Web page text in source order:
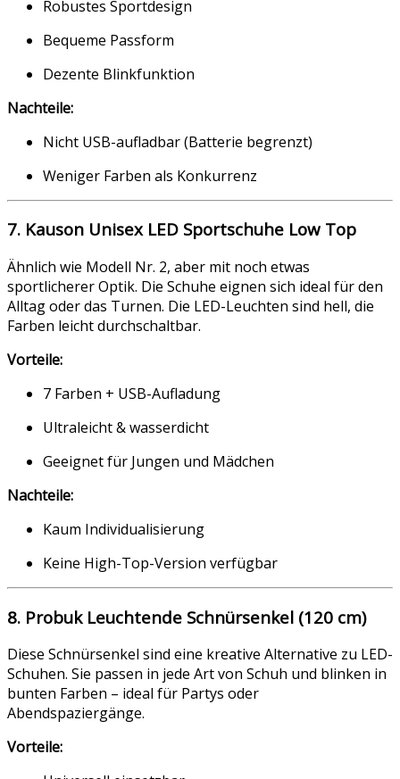
Robustes Sportdesign
Bequeme Passform
Dezente Blinkfunktion
Nachteile:
Nicht USB-aufladbar (Batterie begrenzt)
Weniger Farben als Konkurrenz
7. Kauson Unisex LED Sportschuhe Low Top
Ähnlich wie Modell Nr. 2, aber mit noch etwas
sportlicherer Optik. Die Schuhe eignen sich ideal für den
Alltag oder das Turnen. Die LED-Leuchten sind hell, die
Farben leicht durchschaltbar.
Vorteile:
7 Farben + USB-Aufladung
Ultraleicht & wasserdicht
Geeignet für Jungen und Mädchen
Nachteile:
Kaum Individualisierung
Keine High-Top-Version verfügbar
8. Probuk Leuchtende Schnürsenkel (120 cm)
Diese Schnürsenkel sind eine kreative Alternative zu LED-
Schuhen. Sie passen in jede Art von Schuh und blinken in
bunten Farben – ideal für Partys oder
Abendspaziergänge.
Vorteile: